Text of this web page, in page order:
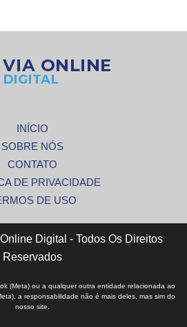
INÍCIO
SOBRE NÓS
CONTATO
DE PRIVACIDADE
DE USO
Digital - Todos Os Direitos
Reservados
(Meta) ou a qualquer outra entidade relacionada ao
a responsabilidade não é mais deles, mas sim do
nosso site.